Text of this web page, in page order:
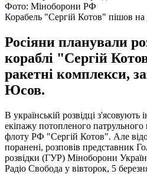
Фото: Міноборони РФ
Корабель "Сергій Котов" пішов на
Росіяни планували
кораблі "Сергій
ракетні комплекси,
Юсов.
В українській розвідці
екіпажу потопленого
флоту РФ "Сергій Котов". Але
поранені, розповів представник
розвідки (ГУР) Міноборони
Радіо Свобода у вівторок, 5